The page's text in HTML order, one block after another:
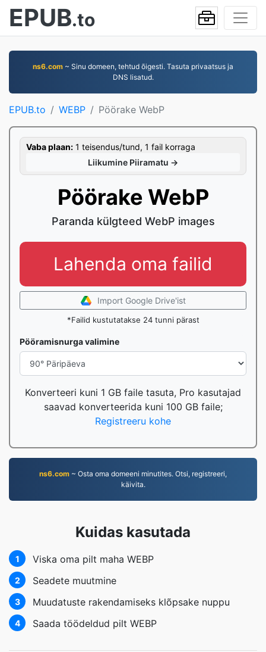
EPUB.to
ns6.com ~ Sinu domeen, tehtud õigesti. Tasuta privaatsus ja
DNS lisatud.
EPUB.to WEBP Pöörake WebP
Vaba plaan: 1 teisendus/tund, 1 fail korraga
Liikumine Piiramatu →
Pöörake WebP
Paranda külgteed WebP images
Lahenda oma failid
Import Google Drive'ist
*Failid kustutatakse 24 tunni pärast
Pööramisnurga valimine
Konverteeri kuni 1 GB faile tasuta, Pro kasutajad
saavad konverteerida kuni 100 GB faile;
Registreeru kohe
ns6.com ~ Osta oma domeeni minutites. Otsi, registreeri,
käivita.
Kuidas kasutada
1 Viska oma pilt maha WEBP
2 Seadete muutmine
3 Muudatuste rakendamiseks klõpsake nuppu
4 Saada töödeldud pilt WEBP